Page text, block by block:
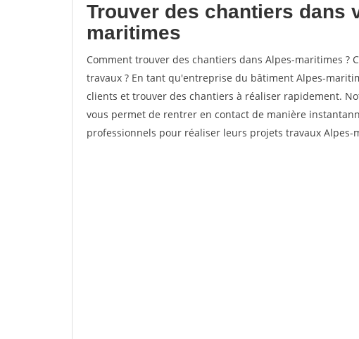
Trouver des chantiers dans
maritimes
Comment trouver des chantiers dans Alpes-maritimes ?
travaux ? En tant qu'entreprise du bâtiment Alpes-
clients et trouver des chantiers à réaliser rapidement.
vous permet de rentrer en contact de manière
professionnels pour réaliser leurs projets travaux Alpes-